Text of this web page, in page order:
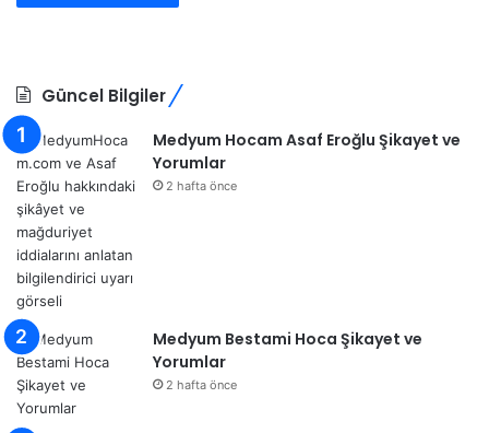
Güncel Bilgiler
Medyum Hocam Asaf Eroğlu Şikayet ve
Yorumlar
2 hafta önce
Medyum Bestami Hoca Şikayet ve
Yorumlar
2 hafta önce